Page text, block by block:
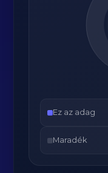
Ez az adag
Maradék